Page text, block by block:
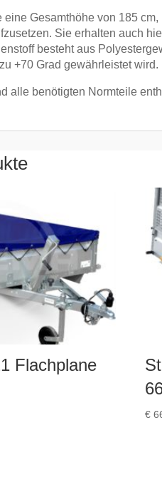
eine Gesamthöhe von 185
Sie erhalten auch
besteht aus
+70 Grad gewährleistet wird.
alle benötigten Normteile
Flachplane
€